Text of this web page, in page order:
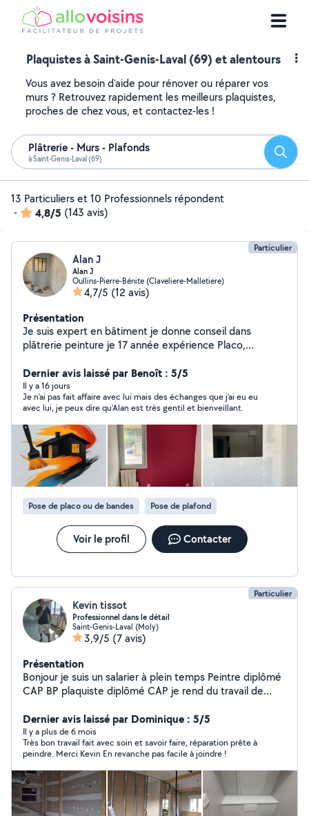
Plaquistes à Saint-Genis-Laval (69) et alentours
Vous avez besoin d'aide pour rénover ou réparer vos
murs ? Retrouvez rapidement les meilleurs plaquistes,
proches de chez vous, et contactez-les !
Plâtrerie - Murs - Plafonds
à Saint-Genis-Laval (69)
13 Particuliers et 10 Professionnels répondent
-
4,8/5 (143 avis)
Particulier
Alan J
Alan J
Oullins-Pierre-Bénite (Claveliere-Malletiere)
4,7/5 (12 avis)
Présentation
Je suis expert en bâtiment je donne conseil dans
plâtrerie peinture je 17 année expérience Placo,
papier peintre plafond démontable démolition plafond
placo décoration ratissage (enduit en mur)ponçage
isolation devis sur place gratuitement.
Dernier avis laissé par Benoît : 5/5
Il y a 16 jours
Je n’ai pas fait affaire avec lui mais des échanges que j’ai eu eu
avec lui, je peux dire qu’Alan est très gentil et bienveillant.
Pose de placo ou de bandes Pose de plafond
Voir le profil Contacter
Particulier
Kevin tissot
Professionnel dans le détail
Saint-Genis-Laval (Moly)
3,9/5 (7 avis)
Présentation
Bonjour je suis un salarier à plein temps Peintre diplômé
CAP BP plaquiste diplômé CAP je rend du travail de
Dernier avis laissé par Dominique : 5/5
Il y a plus de 6 mois
Très bon travail fait avec soin et savoir faire, réparation prête à
peindre. Merci Kevin En revanche pas facile à joindre !